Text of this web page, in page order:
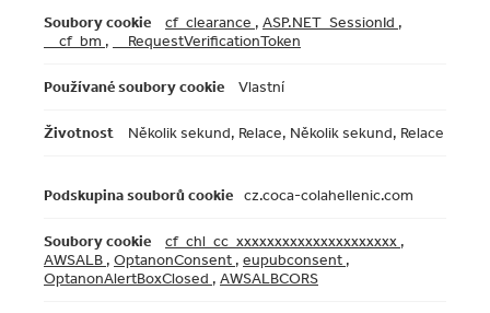
cookie
cf_clearance , ASP.NET_SessionId ,
__cf_bm , __RequestVerificationToken
Vlastní
Několik sekund, Relace, Několik sekund, Relace
cz.coca-colahellenic.com
cf_chl_cc_xxxxxxxxxxxxxxxxxxxxx ,
AWSALB , OptanonConsent , eupubconsent ,
OptanonAlertBoxClosed , AWSALBCORS